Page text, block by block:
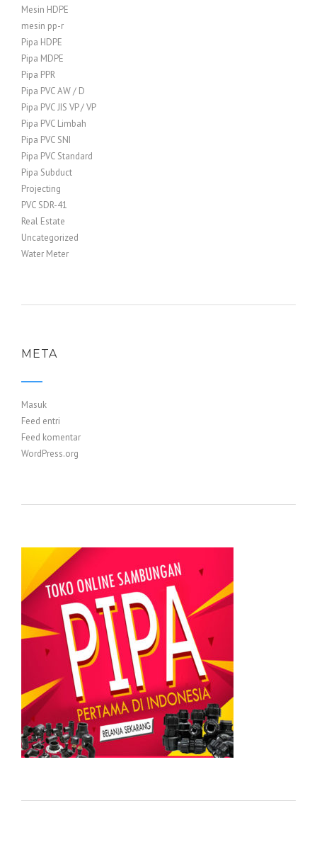
Mesin HDPE
mesin pp-r
Pipa HDPE
Pipa MDPE
Pipa PPR
Pipa PVC AW / D
Pipa PVC JIS VP / VP
Pipa PVC Limbah
Pipa PVC SNI
Pipa PVC Standard
Pipa Subduct
Projecting
PVC SDR-41
Real Estate
Uncategorized
Water Meter
META
Masuk
Feed entri
Feed komentar
WordPress.org